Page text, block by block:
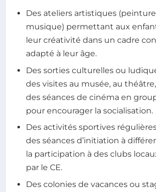
Des ateliers artistiques
musique) permettant aux
leur créativité dans un cadre
adapté à leur âge.
Des sorties culturelles ou
des visites au musée, au
des séances de cinéma en
pour encourager la socialisation.
Des activités sportives
des séances d’initiation à
la participation à des clubs
par le CE.
Des colonies de vacances ou